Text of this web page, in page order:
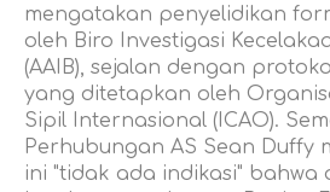
mengatakan penyelidikan
oleh Biro Investigasi
(AAIB), sejalan dengan
yang ditetapkan oleh
Sipil Internasional (ICAO).
Perhubungan AS Sean Duffy
ini "tidak ada indikasi" bahwa